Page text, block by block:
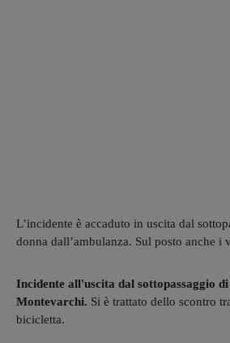
L’incidente è accaduto in uscita dal
donna dall’ambulanza. Sul posto anche i
Incidente all'uscita dal sottopassaggio
Montevarchi. Si è trattato dello scontro
bicicletta.